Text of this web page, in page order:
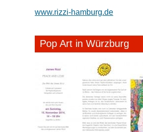
www.rizzi-hamburg.de
Pop Art in Würzburg